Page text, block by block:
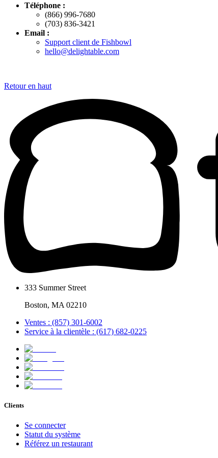
Téléphone :
(866) 996-7680
(703) 836-3421
Email :
Support client de Fishbowl
hello@delightable.com
Retour en haut
333 Summer Street
Boston, MA 02210
Ventes : (857) 301-6002
Service à la clientèle : (617) 682-0225
Clients
Se connecter
Statut du système
Référez un restaurant